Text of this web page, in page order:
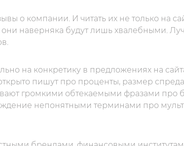
о компании. И читать их не только на
наверняка будут лишь хвалебными.
на конкретику в предложениях на
пишут про проценты, размер
громкими обтекаемыми фразами про
непонятными терминами про